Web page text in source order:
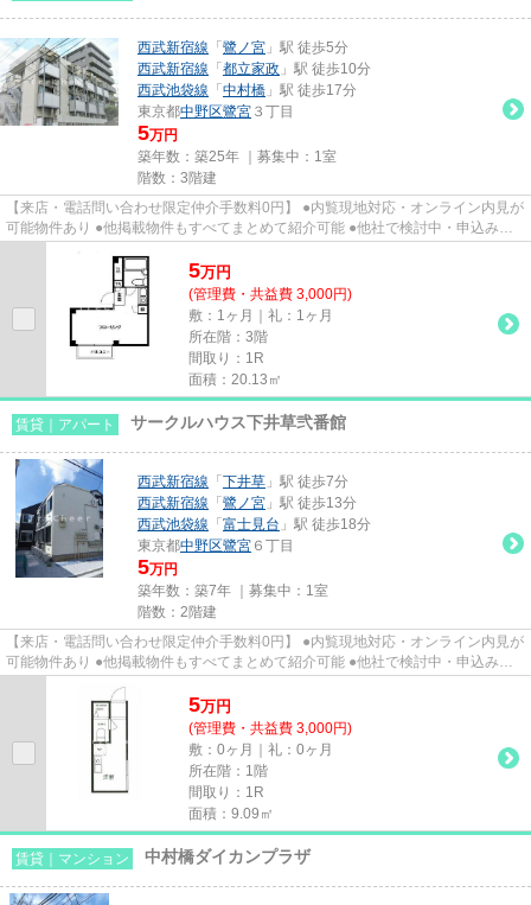
西武新宿線 「 鷺ノ宮 」駅 徒歩5分
西武新宿線 「 都立家政 」駅 徒歩10分
西武池袋線 「 中村橋 」駅 徒歩17分
東京都中野区鷺宮 ３丁目
5万円
築年数：築25年 ｜募集中： 1室
階数：3階建
【来店・電話問い合わせ限定仲介手数料0円】 ●内覧現地対応・オンライン内見が
可能物件あり ●他掲載物件もすべてまとめて紹介可能 ●他社で検討中・申込み済
みのお客様、初期費用がさら...
5万円
(管理費・共益費 3,000円)
敷：1ヶ月｜礼：1ヶ月
所在階：3階
間取り：1R
面積：20.13㎡
賃貸｜アパート サークルハウス下井草弐番館
西武新宿線 「 下井草 」駅 徒歩7分
西武新宿線 「 鷺ノ宮 」駅 徒歩13分
西武池袋線 「 富士見台 」駅 徒歩18分
東京都中野区鷺宮 ６丁目
5万円
築年数：築7年 ｜募集中： 1室
階数：2階建
【来店・電話問い合わせ限定仲介手数料0円】 ●内覧現地対応・オンライン内見が
可能物件あり ●他掲載物件もすべてまとめて紹介可能 ●他社で検討中・申込み済
5万円
(管理費・共益費 3,000円)
敷：0ヶ月｜礼：0ヶ月
所在階：1階
間取り：1R
面積：9.09㎡
賃貸｜マンション 中村橋ダイカンプラザ